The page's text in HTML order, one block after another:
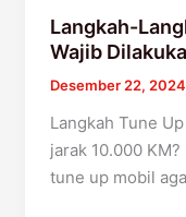
Langkah-
Wajib
Desember 22, 2024
Langkah Tune
jarak 10.000
tune up mobil